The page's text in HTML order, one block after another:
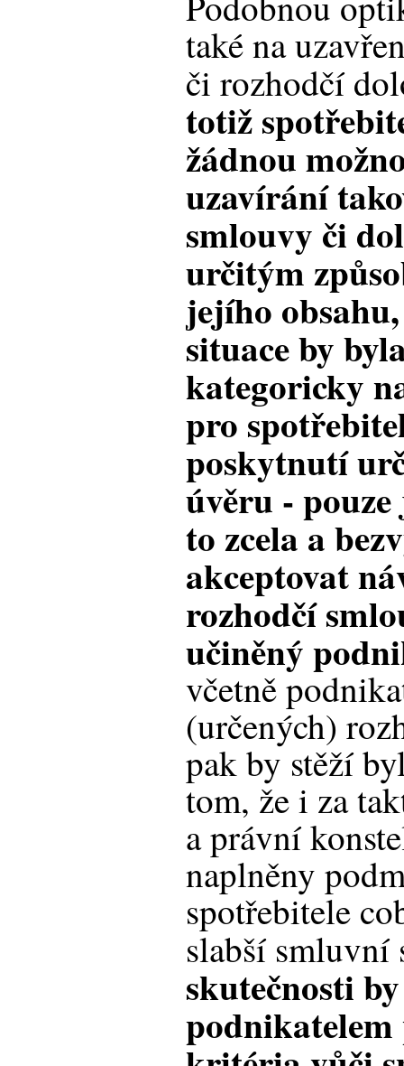
také na
či rozhodčí
totiž
žádnou
uzavírání
smlouvy či
určitým
jejího
situace by
kategoricky
pro
poskytnutí
úvěru -
to zcela a
akceptovat
rozhodčí
učiněný
včetně
(určených)
pak by stěží
tom, že i za
a právní
naplněny
spotřebitele
slabší smluvní
skutečnosti
podnikatelem